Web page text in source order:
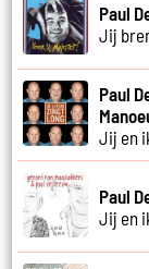
Paul
Jij
Paul
Jij en
Paul
Jij en